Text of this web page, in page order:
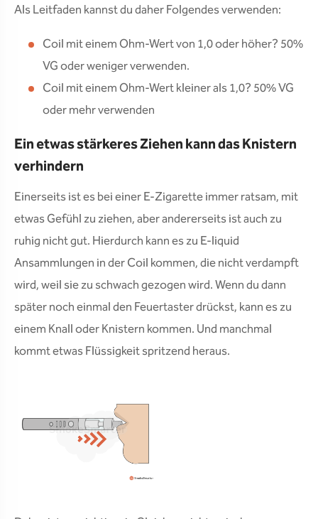
Als Leitfaden kannst du daher Folgendes verwenden:
Coil mit einem Ohm-Wert von 1,0 oder höher? 50%
VG oder weniger verwenden.
Coil mit einem Ohm-Wert kleiner als 1,0? 50% VG
oder mehr verwenden
Ein etwas stärkeres Ziehen kann das Knistern
verhindern
Einerseits ist es bei einer E-Zigarette immer ratsam, mit
etwas Gefühl zu ziehen, aber andererseits ist auch zu
ruhig nicht gut. Hierdurch kann es zu E-liquid
Ansammlungen in der Coil kommen, die nicht verdampft
wird, weil sie zu schwach gezogen wird. Wenn du dann
später noch einmal den Feuertaster drückst, kann es zu
einem Knall oder Knistern kommen. Und manchmal
kommt etwas Flüssigkeit spritzend heraus.